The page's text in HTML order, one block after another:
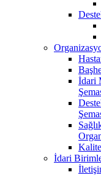
İdari
İdari